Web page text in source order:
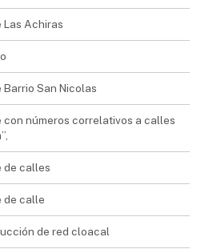
Las Achiras
Barrio San Nicolas
con números correlativos a calles
de calles
de calle
de red cloacal